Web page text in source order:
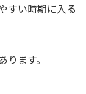
すい時期に入る
ます。